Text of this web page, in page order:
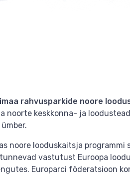
rahvusparkide noore
noorte keskkonna- ja
noore looduskaitsja programmi
vastutust Euroopa
Europarci föderatsioon